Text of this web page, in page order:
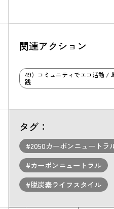
関連アクション
49）コミュニティでエコ活動 /
践
タグ：
#2050カーボンニュートラ
#カーボンニュートラル
#脱炭素ライフスタイル